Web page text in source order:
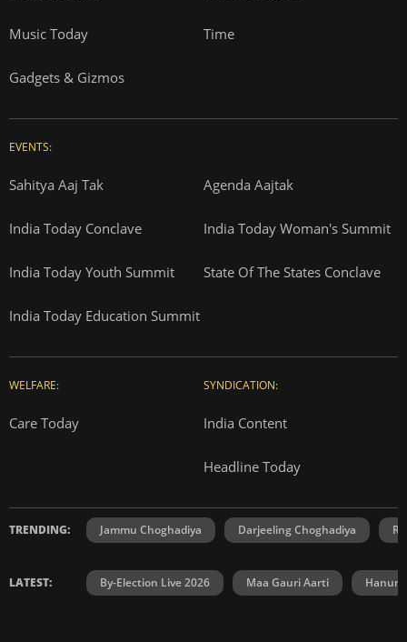
Music Today Time
Gadgets & Gizmos
EVENTS:
Sahitya Aaj Tak Agenda Aajtak
India Today Conclave India Today Woman's Summit
India Today Youth Summit State Of The States Conclave
India Today Education Summit
WELFARE:
Care Today
SYNDICATION:
India Content
Headline Today
TRENDING: Jammu Choghadiya Darjeeling Choghadiya
LATEST: By-Election Live 2026 Maa Gauri Aarti